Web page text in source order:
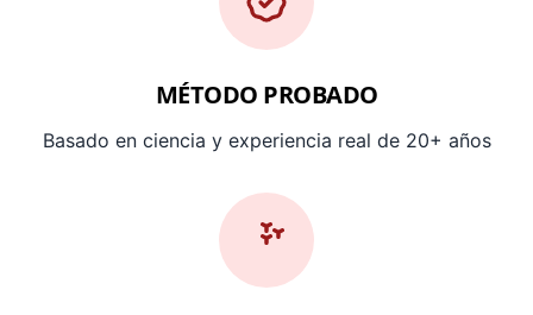
MÉTODO PROBADO
Basado en ciencia y experiencia real de 20+ años